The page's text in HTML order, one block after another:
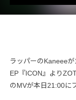
ラッパーのKaneee
EP『ICON』より
のMVが本日21:00に